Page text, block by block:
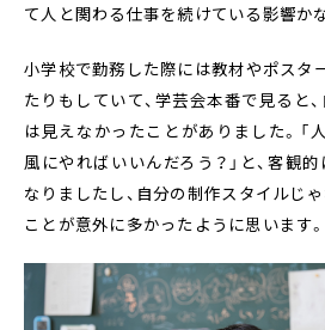
て人と関わる仕事を続けている影響か
小学校で勤務した際には教材やポスタ
たりもしていて、学芸会本番で見ると
は見えなかったことがありました。「
風にやればいいんだろう？」と、客観
なりましたし、自分の制作スタイルじ
ことが意外に多かったように思います。